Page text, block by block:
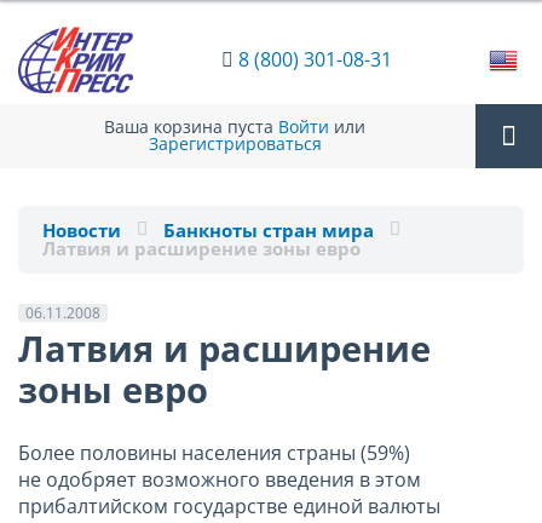
8 (800) 301-08-31
Ваша корзина пуста Войти или
Зарегистрироваться
Новости Банкноты стран мира
Латвия и расширение зоны евро
06.11.2008
Латвия и расширение
зоны евро
Более половины населения страны (59%)
не одобряет возможного введения в этом
прибалтийском государстве единой валюты